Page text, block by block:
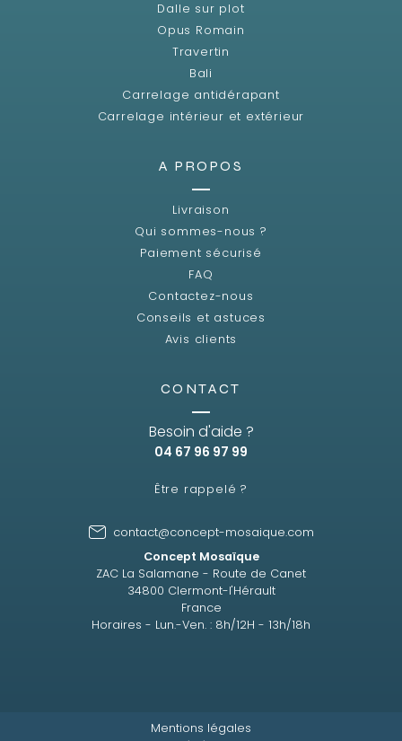
Dalle sur plot
Opus Romain
Travertin
Bali
Carrelage antidérapant
Carrelage intérieur et extérieur
A PROPOS
Livraison
Qui sommes-nous ?
Paiement sécurisé
FAQ
Contactez-nous
Conseils et astuces
Avis clients
CONTACT
Besoin d'aide ?
04 67 96 97 99
Être rappelé ?
contact@concept-mosaique.com
Concept Mosaïque
ZAC La Salamane - Route de Canet
34800 Clermont-l'Hérault
France
Horaires - Lun.-Ven. : 8h/12H - 13h/18h
Mentions légales